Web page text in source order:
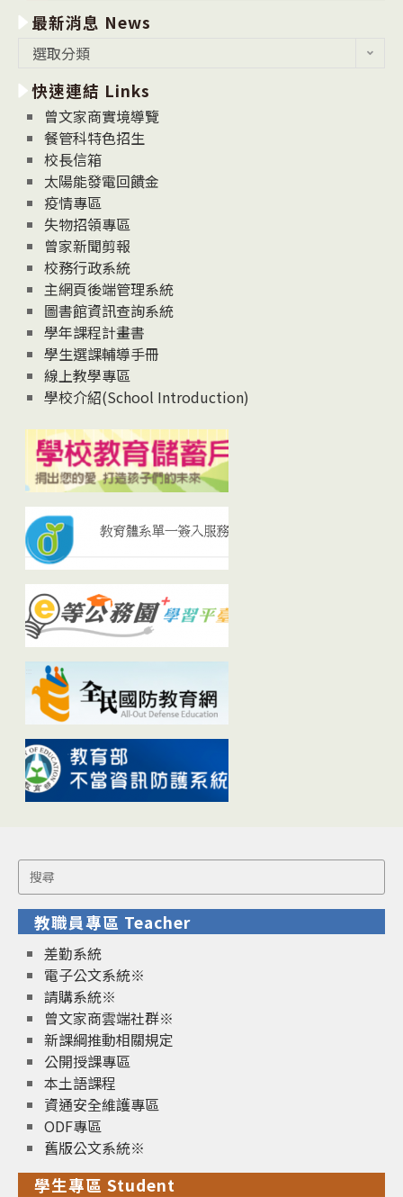
最新消息 News
消
息
News
選取分類
快速連結 Links
曾文家商實境導覽
餐管科特色招生
校長信箱
太陽能發電回饋金
疫情專區
失物招領專區
曾家新聞剪報
校務行政系統
主網頁後端管理系統
圖書館資訊查詢系統
學年課程計畫書
學生選課輔導手冊
線上教學專區
學校介紹(School Introduction)
Search
for:
教職員專區 Teacher
差勤系統
電子公文系統※
請購系統※
曾文家商雲端社群※
新課綱推動相關規定
公開授課專區
本土語課程
資通安全維護專區
ODF專區
舊版公文系統※
學生專區 Student